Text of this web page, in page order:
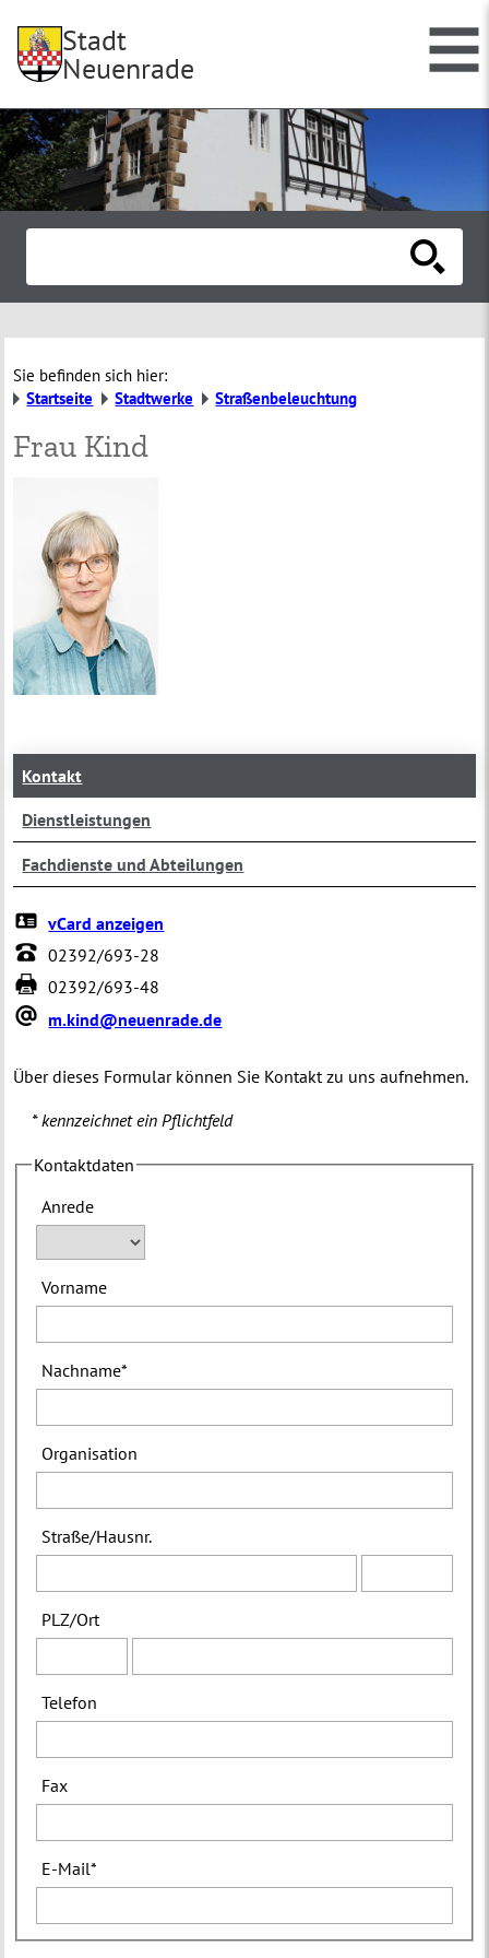
Stadt
Neuenrade
Sie befinden sich hier:
Startseite
Stadtwerke Straßenbeleuchtung
Frau Kind
Kontakt
Dienstleistungen
Fachdienste und Abteilungen
vCard anzeigen
02392/693-28
02392/693-48
m.kind@neuenrade.de
Über dieses Formular können Sie Kontakt zu uns aufnehmen.
* kennzeichnet ein Pflichtfeld
Kontaktdaten
Anrede
Vorname
Nachname*
Organisation
Straße/Hausnr.
PLZ/Ort
Telefon
Fax
E-Mail*